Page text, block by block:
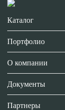
Каталог
Портфолио
О компании
Документы
Партнеры